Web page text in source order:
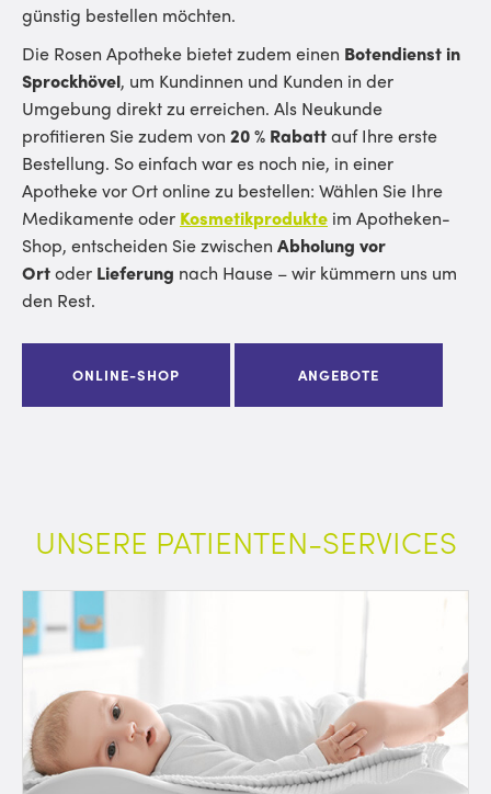
günstig bestellen möchten.
Die Rosen Apotheke bietet zudem einen Botendienst in
Sprockhövel, um Kundinnen und Kunden in der
Umgebung direkt zu erreichen. Als Neukunde
profitieren Sie zudem von 20 % Rabattauf Ihre erste
Bestellung. So einfach war es noch nie, in einer
Apotheke vor Ort online zu bestellen: Wählen Sie Ihre
Medikamente oder Kosmetikprodukte im Apotheken-
Shop, entscheiden Sie zwischen Abholung vor
Ortoder Lieferung nach Hause – wir kümmern uns um
den Rest.
ONLINE-SHOP ANGEBOTE
UNSERE PATIENTEN-SERVICES